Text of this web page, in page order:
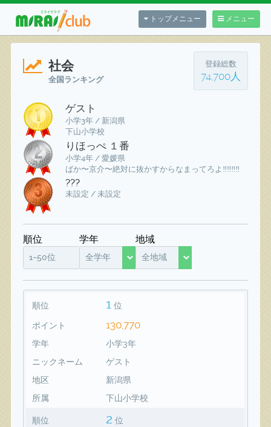
メニュー
トップメニュー
社会
全国ランキング
登録総数
74,700人
ゲスト
小学3年 / 新潟県
下山小学校
りほっぺ １番
小学4年 / 愛媛県
ばか〜京介〜絶対に抜かすからなまってろよ‼️‼️‼️‼️
???
未設定 / 未設定
順位
1~50位
学年
全学年
地域
全地域
順位 1 位
ポイント 130,770
学年
小学3年
ニックネーム
ゲスト
地区
新潟県
所属
下山小学校
順位 2 位